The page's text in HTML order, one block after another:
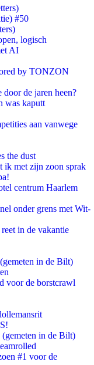
#50
logisch
AI
by TONZON
de jaren heen?
was kaputt
aan vanwege
the dust
ik met zijn zoon sprak
centrum Haarlem
onder grens met Wit-
in de vakantie
in de Bilt)
voor de borstcrawl
in de Bilt)
#1 voor de